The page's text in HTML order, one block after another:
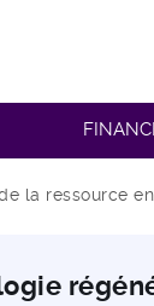
la ressource